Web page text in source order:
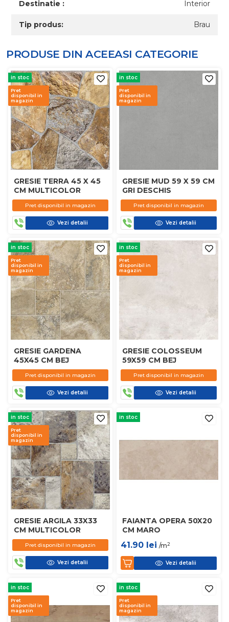
Destinatie : Interior
Tip produs: Brau
PRODUSE DIN ACEEASI CATEGORIE
in stoc
Pret
disponibil in
magazin
GRESIE TERRA 45 X 45
CM MULTICOLOR
Pret disponibil in magazin
Vezi detalii
in stoc
Pret
disponibil in
magazin
GRESIE MUD 59 X 59 CM
GRI DESCHIS
Pret disponibil in magazin
Vezi detalii
in stoc
Pret
disponibil in
magazin
GRESIE GARDENA
45X45 CM BEJ
Pret disponibil in magazin
Vezi detalii
in stoc
Pret
disponibil in
magazin
GRESIE COLOSSEUM
59X59 CM BEJ
Pret disponibil in magazin
Vezi detalii
in stoc
Pret
disponibil in
magazin
GRESIE ARGILA 33X33
CM MULTICOLOR
Pret disponibil in magazin
Vezi detalii
in stoc
FAIANTA OPERA 50X20
CM MARO
41.90 lei /m2
Vezi detalii
in stoc
Pret
disponibil in
magazin
in stoc
Pret
disponibil in
magazin